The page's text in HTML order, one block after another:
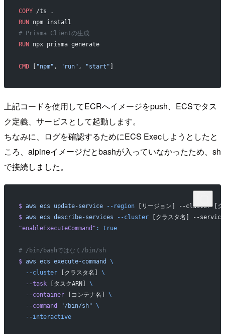
COPY /ts .
RUN npm install
# Prisma Clientの生成
RUN npx prisma generate
CMD [ "npm" , "run" , "start" ]
上記コードを使用してECRへイメージをpush、ECSでタス
ク定義、サービスとして起動します。
ちなみに、ログを確認するためにECS Execしようとしたと
ころ、alpineイメージだとbashが入っていなかったため、sh
で接続しました。
$ aws ecs update-service --region [リージョン] --cluster [ク
$ aws ecs describe-services --cluster [クラスタ名] --
"enableExecuteCommand" : true
# /bin/bashではなく/bin/sh
$ aws ecs execute-command
\
  --cluster
[クラスタ名] \
  --task
[タスクARN] \
  --container
[コンテナ名] \
  --command
"/bin/sh" \
  --interactive